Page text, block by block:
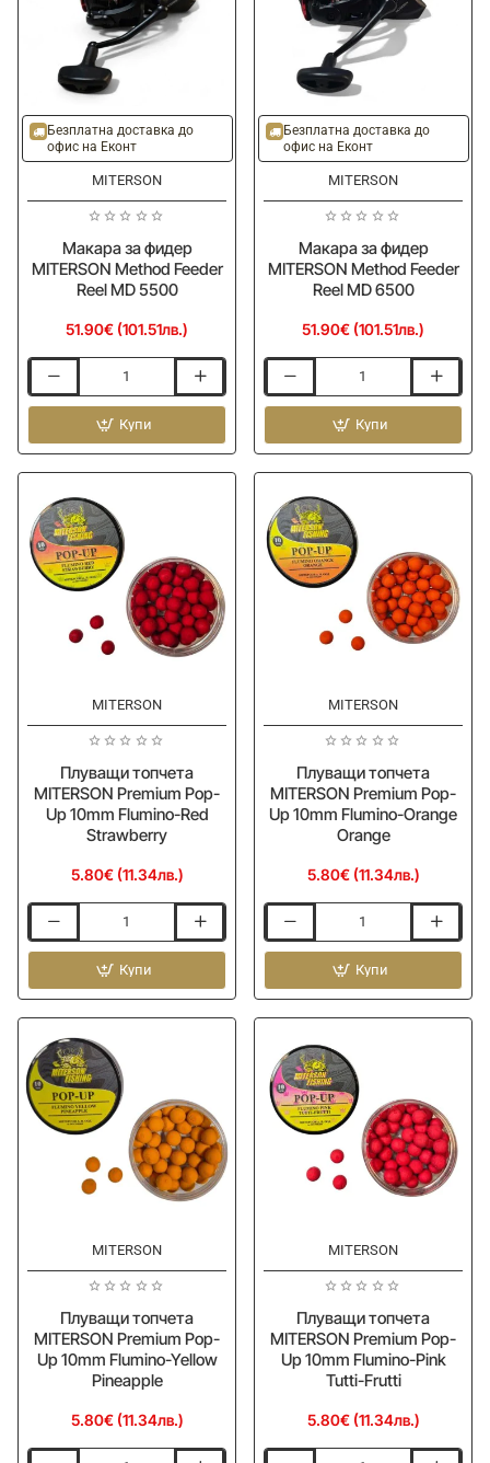
Безплатна доставка до
офис на Еконт
MITERSON
Макара за фидер
MITERSON Method Feeder
Reel MD 5500
51.90€ (101.51лв.)
за
MITERSON
Method
Reel
MD
5500
Купи
Безплатна доставка до
офис на Еконт
MITERSON
Макара за фидер
MITERSON Method Feeder
Reel MD 6500
51.90€ (101.51лв.)
за
MITERSON
Method
Reel
MD
6500
Купи
MITERSON
Плуващи топчета
MITERSON Premium Pop-
Up 10mm Flumino-Red
Strawberry
5.80€ (11.34лв.)
топчета
MITERSON
Premium
Pop-
10mm
Flumino-
Red
Strawberry
Купи
MITERSON
Плуващи топчета
MITERSON Premium Pop-
Up 10mm Flumino-Orange
Orange
5.80€ (11.34лв.)
топчета
MITERSON
Premium
Pop-
10mm
Flumino-
Orange
Orange
Купи
MITERSON
Плуващи топчета
MITERSON Premium Pop-
Up 10mm Flumino-Yellow
Pineapple
5.80€ (11.34лв.)
MITERSON
Плуващи топчета
MITERSON Premium Pop-
Up 10mm Flumino-Pink
Tutti-Frutti
5.80€ (11.34лв.)